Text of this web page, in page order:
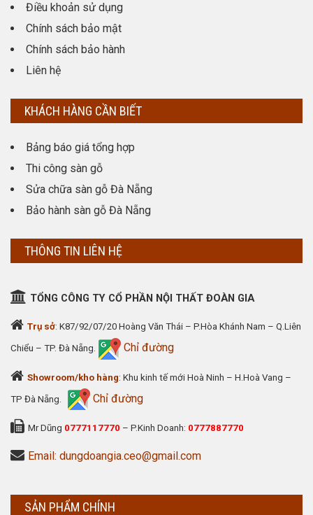
Điều khoản sử dụng
Chính sách bảo mật
Chính sách bảo hành
Liên hệ
KHÁCH HÀNG CẦN BIẾT
Bảng báo giá tổng hợp
Thi công sàn gỗ
Sửa chữa sàn gỗ Đà Nẵng
Bảo hành sàn gỗ Đà Nẵng
THÔNG TIN LIÊN HỆ
TỔNG CÔNG TY CỔ PHẦN NỘI THẤT ĐOÀN GIA
Trụ sở: K87/92/07/20 Hoàng Văn Thái – P.Hòa Khánh Nam – Q.Liên
Chiểu – TP. Đà Nẵng. Chỉ đường
Showroom/kho hàng: Khu kinh tế mới Hoà Ninh – H.Hoà Vang –
TP Đà Nẵng. Chỉ đường
Mr Dũng 0777117770 – P.Kinh Doanh: 0777887770
Email: dungdoangia.ceo@gmail.com
SẢN PHẨM CHÍNH